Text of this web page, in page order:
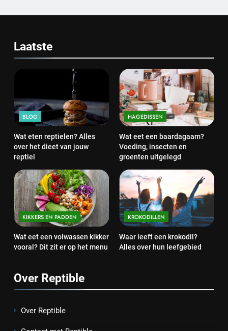
Laatste
BLOG
Wat eten reptielen? Alles
over het dieet van jouw
reptiel
HAGEDISSEN
Wat eet een baardagaam?
Voeding, insecten en
groenten uitgelegd
KIKKERS EN PADDEN
Wat eet een volwassen kikker
vooral? Dit zit er op het menu
KROKODILLEN
Waar leeft een krokodil?
Alles over hun leefgebied
Over Reptible
Over Reptible